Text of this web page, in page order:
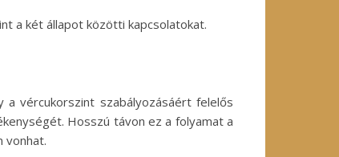
a két állapot közötti kapcsolatokat.
a vércukorszint szabályozásáért felelős
Hosszú távon ez a folyamat a
vonhat.